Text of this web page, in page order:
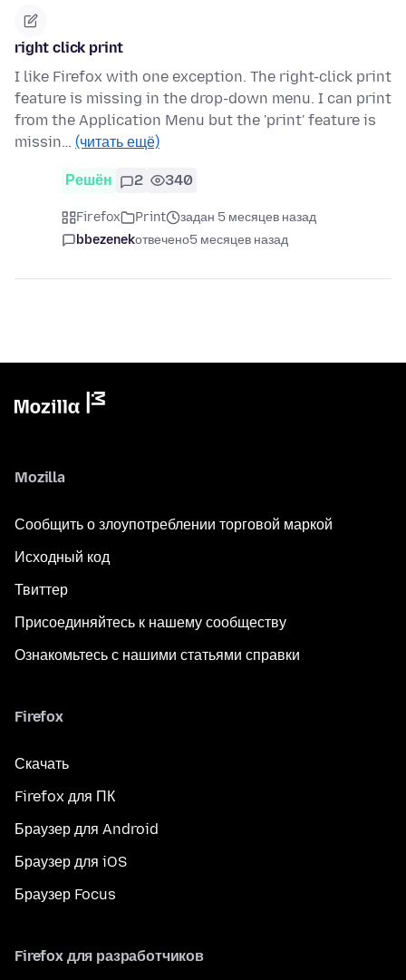
right click print
I like Firefox with one exception. The right-click print
feature is missing in the drop-down menu. I can print
from the Application Menu but the 'print' feature is
missin… (читать ещё)
Решён 2 340
Firefox Print
задан 5 месяцев назад
bbezenekотвечено5 месяцев назад
Mozilla
Сообщить о злоупотреблении торговой маркой
Исходный код
Твиттер
Присоединяйтесь к нашему сообществу
Ознакомьтесь с нашими статьями справки
Firefox
Скачать
Firefox для ПК
Браузер для Android
Браузер для iOS
Браузер Focus
Firefox для разработчиков